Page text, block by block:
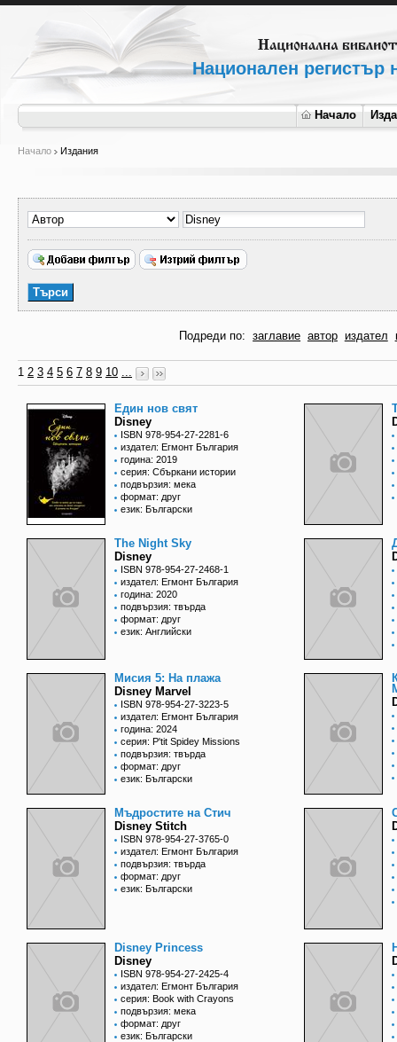
Национален регистър
Начало
Начало Издания
Подреди по: заглавие автор издател
1 2 3 4 5 6 7 8 9 10 ...
Един нов свят
Disney
ISBN 978-954-27-2281-6
издател: Егмонт България
година: 2019
серия: Сбъркани истории
подвързия: мека
формат: друг
език: Български
The Night Sky
Disney
ISBN 978-954-27-2468-1
издател: Егмонт България
година: 2020
подвързия: твърда
формат: друг
език: Английски
Мисия 5: На плажа
Disney Marvel
ISBN 978-954-27-3223-5
издател: Егмонт България
година: 2024
серия: P'tit Spidey Missions
подвързия: твърда
формат: друг
език: Български
Мъдростите на Стич
Disney Stitch
ISBN 978-954-27-3765-0
издател: Егмонт България
подвързия: твърда
формат: друг
език: Български
Disney Princess
Disney
ISBN 978-954-27-2425-4
издател: Егмонт България
серия: Book with Crayons
подвързия: мека
формат: друг
език: Български